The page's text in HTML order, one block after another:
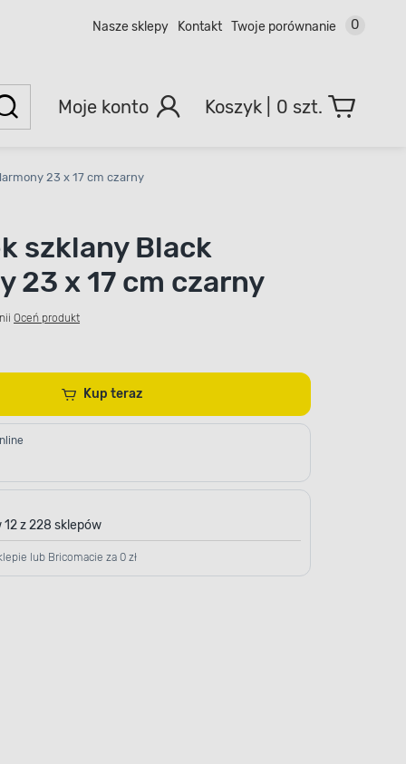
Nasze sklepy Kontakt Twoje porównanie 0
Moje konto 0 szt.
23 x 17 cm czarny
szklany Black
23 x 17 cm czarny
Oceń produkt
Kup teraz
z 228 sklepów
lub Bricomacie za 0 zł